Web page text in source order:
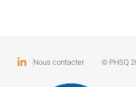
Nous contacter © PHSQ